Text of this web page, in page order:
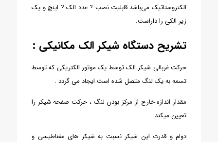
الکتروستاتیک می‌باشد.قابلیت نصب ? عدد الک ? اینچ و یک
زیر الکی را داراست.
تشریح دستگاه شیکر الک مکانیکی :
حرکت غربالی شیکر الک توسط یک موتور الکتریکی که توسط
تسمه به یک لنگ متصل شده است ایجاد می گردد .
مقدار اندازه خارج از مرکز بودن لنگ ، حرکت صفحه شیکر را
تعیین میکند.
دوام و قدرت این شیکر نسبت به شیکر های مغناطیسی و